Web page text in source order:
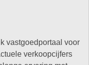
vastgoedportaal voor
verkoopcijfers